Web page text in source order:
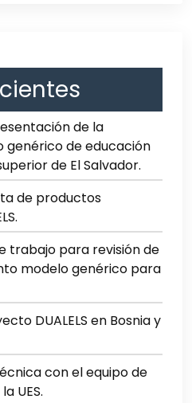
de la
genérico de educación
de El Salvador.
de productos
trabajo para revisión de
modelo genérico para
DUALELS en Bosnia y
con el equipo de
UES.